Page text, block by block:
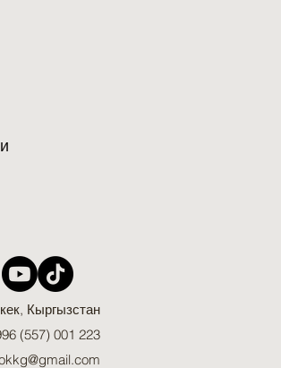
Кыргызстан
(557) 001 223